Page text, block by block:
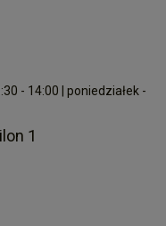
- 14:00 | poniedziałek -
1